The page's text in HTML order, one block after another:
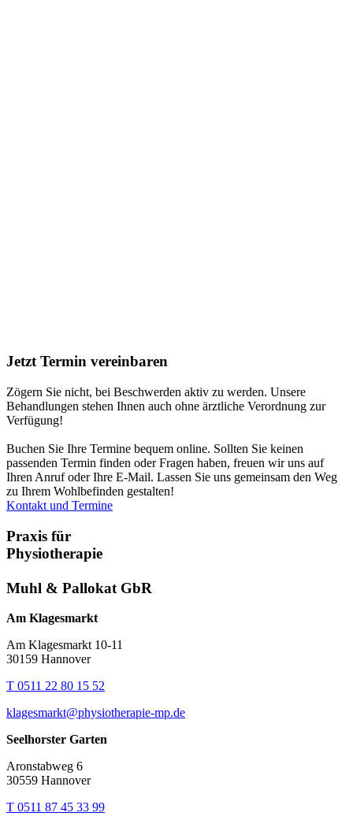
JetztTermin vereinbaren
Zögern Sie nicht, bei Beschwerden aktiv zu werden. Unsere
Behandlungen stehen Ihnen auch ohne ärztliche Verordnung zur
Verfügung!
Buchen Sie Ihre Termine bequem online. Sollten Sie keinen
passenden Termin finden oder Fragen haben, freuen wir uns auf
Ihren Anruf oder Ihre E-Mail. Lassen Sie uns gemeinsam den Weg
zu Ihrem Wohlbefinden gestalten!
Kontakt und Termine
Praxis für
Physiotherapie
Muhl & Pallokat GbR
Am Klagesmarkt
Am Klagesmarkt 10-11
30159 Hannover
T 0511 22 80 15 52
klagesmarkt@physiotherapie-mp.de
Seelhorster Garten
Aronstabweg 6
30559 Hannover
T 0511 87 45 33 99